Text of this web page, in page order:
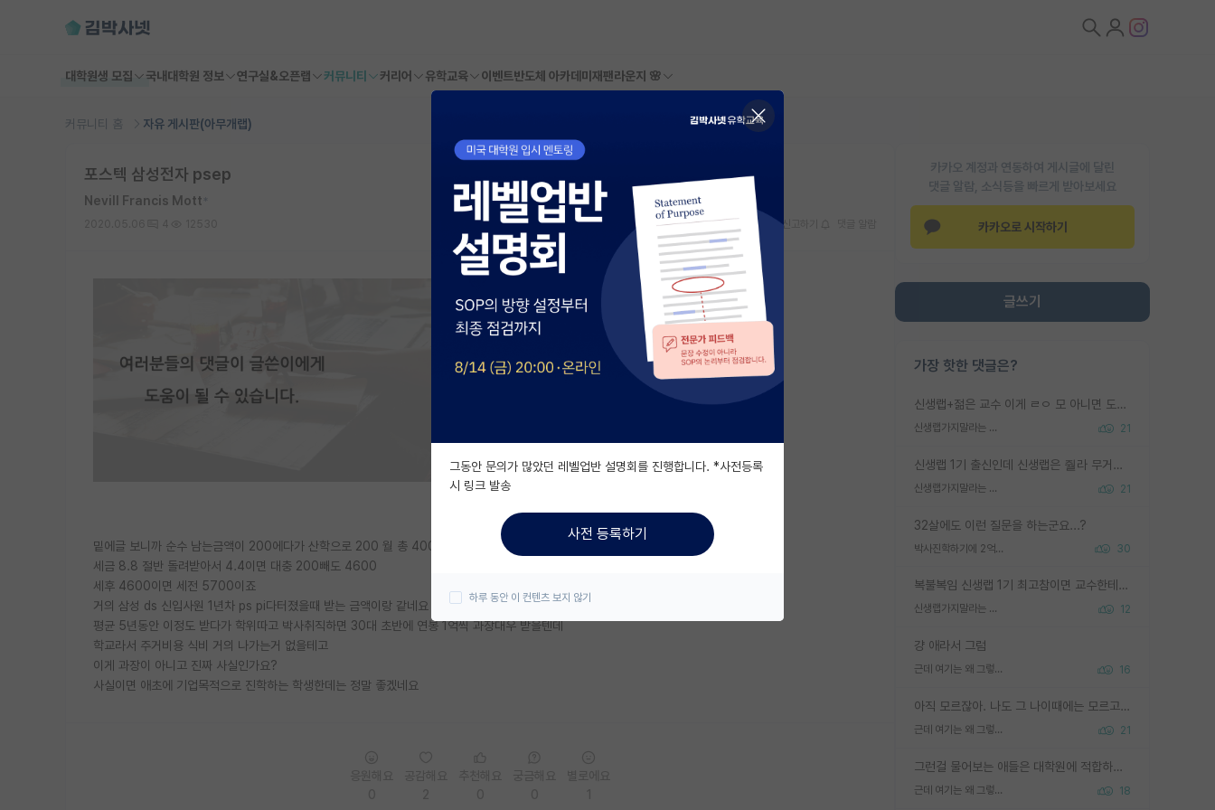
대학원생 모집 국내대학원 정보 연구실&오픈랩 커뮤니티 커리어 유학교육 이벤트반도체 아카데미 재팬라운지 🌸
커뮤니티 홈 자유 게시판(아무개랩)
카카오 계정과 연동하여 게시글에 달린
댓글 알람, 소식등을 빠르게 받아보세요
카카오로 시작하기
글쓰기
가장 핫한 댓글은?
신생랩+젊은 교수 이게 ㄹㅇ 모 아니면 도인듯.
신생랩가지말라는 이유가 있었구나 21
신생랩 1기 출신인데 신생랩은 줠라 무거운 바벨 같은거임. 들면 대박인데 못들면 깔려 죽음. 아무도 알려주지 않는 환경에서 자생해야하지만, 일단 살아남았다면 그 어떤 사람보다 악착같고 생존력 높은 사람으로 거듭날 수 있음
신생랩가지말라는 이유가 있었구나 21
32살에도 이런 질문을 하는군요...?
박사진학하기에 2억은 괜찮은 (?) 정도의 경제력인가요 30
복불복임 신생랩 1기 최고참이면 교수한테 직접 지도받는 시간이 매우 많음 제대로 된 교수라면 말이지 그게 아니라면 그냥 넌 해방 불가능한 노예 1호에 감점쓰레기통이 되는거고
신생랩가지말라는 이유가 있었구나 12
걍 애라서 그럼
근데 여기는 왜 그렇게 SPK를 물어보는거임? 16
아직 모르잖아. 나도 그 나이때에는 모르고 평가 받고 안심하고 싶었어.
근데 여기는 왜 그렇게 SPK를 물어보는거임? 21
그런걸 물어보는 애들은 대학원에 적합하지 않다
근데 여기는 왜 그렇게 SPK를 물어보는거임? 18
포스텍 삼성전자 psep
Nevill Francis Mott
스크랩 신고하기
밑에글 보니까 순수 남는금액이 200에다가 산학으로 200 월 총 400받는다고 하셨는데
세금 8.8 절반 돌려받아서 4.4이면 대충 200빼도 4600
세후 4600이면 세전 5700이죠
거의 삼성 ds 신입사원 1년차 ps pi다터졌을때 받는 금액이랑 같네요
평균 5년동안 이정도 받다가 학위따고 박사취직하면 30대 초반에 연봉 1억씩 과장대우 받을텐데
학교라서 주거비용 식비 거의 나가는거 없을테고
이게 과장이 아니고 진짜 사실인가요?
사실이면 애초에 기업목적으로 진학하는 학생한데는 정말 좋겠네요
그동안 문의가 많았던 레벨업반 설명회를 진행합니다. *사전등록
시 링크 발송
사전 등록하기
하루 동안 이 컨텐츠 보지 않기